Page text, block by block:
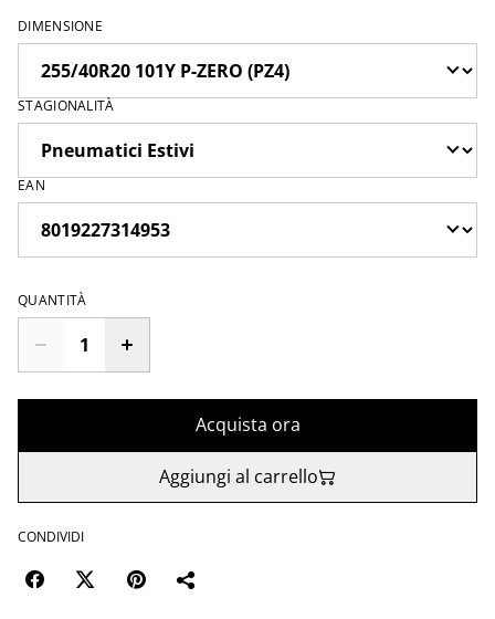
DIMENSIONE
STAGIONALITÀ
EAN
QUANTITÀ
Acquista ora
Aggiungi al carrello
CONDIVIDI